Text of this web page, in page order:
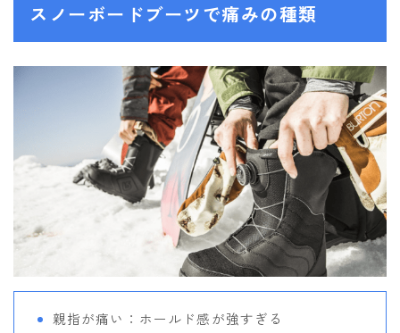
スノーボードブーツで痛みの種類
親指が痛い：ホールド感が強すぎる